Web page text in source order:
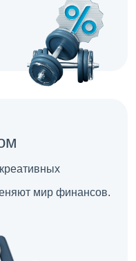
мир финансов.